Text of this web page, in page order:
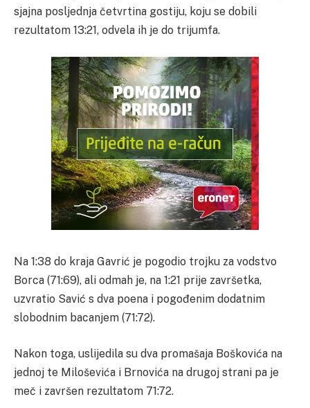
sjajna posljednja četvrtina gostiju, koju se dobili
rezultatom 13:21, odvela ih je do trijumfa.
Na 1:38 do kraja Gavrić je pogodio trojku za vodstvo
Borca (71:69), ali odmah je, na 1:21 prije završetka,
uzvratio Savić s dva poena i pogođenim dodatnim
slobodnim bacanjem (71:72).
Nakon toga, uslijedila su dva promašaja Boškovića na
jednoj te Miloševića i Brnovića na drugoj strani pa je
meč i završen rezultatom 71:72.